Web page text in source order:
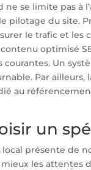
ne se limite pas à
pilotage du site.
le trafic et les
optimisé
courantes. Un
Par ailleurs,
au
un
présente de
les attentes